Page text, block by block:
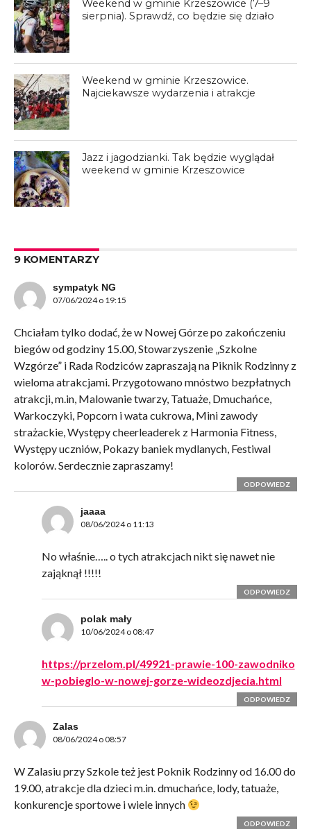
Weekend w gminie Krzeszowice (7–9
sierpnia). Sprawdź, co będzie się działo
Weekend w gminie Krzeszowice.
Najciekawsze wydarzenia i atrakcje
Jazz i jagodzianki. Tak będzie wyglądał
weekend w gminie Krzeszowice
9 KOMENTARZY
sympatyk NG
07/06/2024 o 19:15
Chciałam tylko dodać, że w Nowej Górze po zakończeniu
biegów od godziny 15.00, Stowarzyszenie „Szkolne
Wzgórze” i Rada Rodziców zapraszają na Piknik Rodzinny z
wieloma atrakcjami. Przygotowano mnóstwo bezpłatnych
atrakcji, m.in, Malowanie twarzy, Tatuaże, Dmuchańce,
Warkoczyki, Popcorn i wata cukrowa, Mini zawody
strażackie, Występy cheerleaderek z Harmonia Fitness,
Występy uczniów, Pokazy baniek mydlanych, Festiwal
kolorów. Serdecznie zapraszamy!
ODPOWIEDZ
jaaaa
08/06/2024 o 11:13
No właśnie….. o tych atrakcjach nikt się nawet nie
zająknął !!!!!
ODPOWIEDZ
polak mały
10/06/2024 o 08:47
https://przelom.pl/49921-prawie-100-zawodniko
w-pobieglo-w-nowej-gorze-wideozdjecia.html
ODPOWIEDZ
Zalas
08/06/2024 o 08:57
W Zalasiu przy Szkole też jest Poknik Rodzinny od 16.00 do
19.00, atrakcje dla dzieci m.in. dmuchańce, lody, tatuaże,
konkurencje sportowe i wiele innych
ODPOWIEDZ